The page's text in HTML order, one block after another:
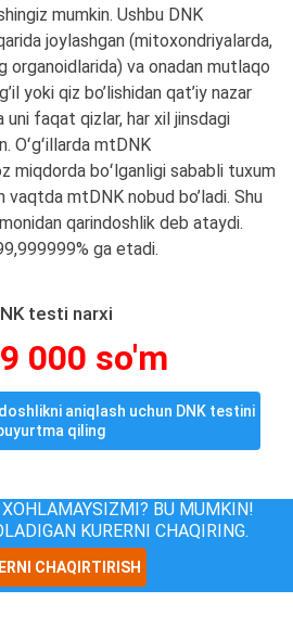
mumkin. Ushbu DNK
joylashgan (mitoxondriyalarda,
organoidlarida) va onadan mutlaqo
yoki qiz bo’lishidan qat’iy nazar
uni faqat qizlar, har xil jinsdagi
Oʻgʻillarda mtDNK
miqdorda boʻlganligi sababli tuxum
vaqtda mtDNK nobud bo’ladi. Shu
qarindoshlik deb ataydi.
ga etadi.
testi narxi
000 so'm
aniqlash uchun DNK testini
qiling
BU MUMKIN!
KURERNI CHAQIRING.
CHAQIRTIRISH